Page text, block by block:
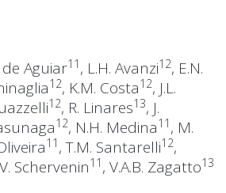
de Aguiar11 , L.H. Avanzi12, E.N.
12, K.M. Costa12, J.L.
12, R. Linares13, J.
12, N.H. Medina11 , M.
11 , T.M. Santarelli12,
V. Schervenin11 , V.A.B. Zagatto13